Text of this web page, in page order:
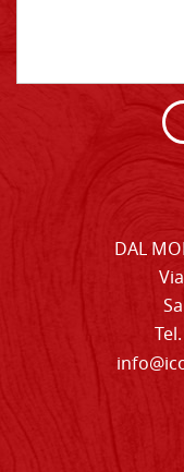
DAL